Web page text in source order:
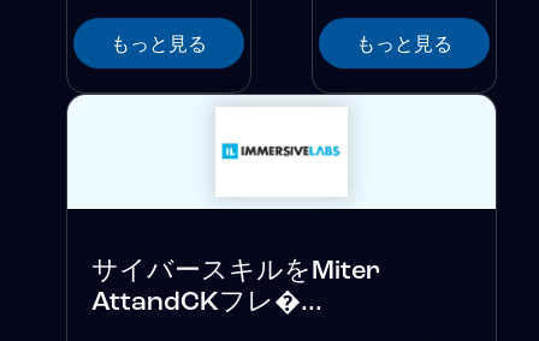
もっと見る もっと見る
サイバースキルをMiter
AttandCKフレ�...